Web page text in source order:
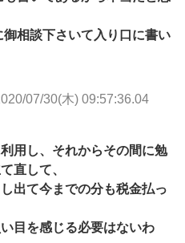
相談下さいて入り口に書い
07/30(木) 09:57:36.04
用し、それからその間に勉
直して、
出て今までの分も税金払っ
目を感じる必要はないわ